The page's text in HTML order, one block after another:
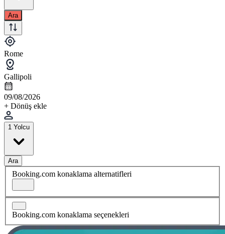
Ara
Rome
Gallipoli
09/08/2026
+ Dönüş ekle
1 Yolcu
Ara
Booking.com konaklama alternatifleri
Booking.com konaklama seçenekleri